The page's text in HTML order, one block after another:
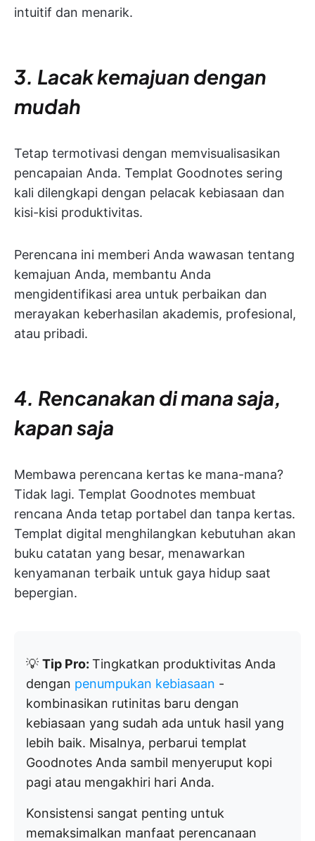
intuitif dan menarik.
3. Lacak kemajuan dengan
mudah
Tetap termotivasi dengan memvisualisasikan
pencapaian Anda. Templat Goodnotes sering
kali dilengkapi dengan pelacak kebiasaan dan
kisi-kisi produktivitas.
Perencana ini memberi Anda wawasan tentang
kemajuan Anda, membantu Anda
mengidentifikasi area untuk perbaikan dan
merayakan keberhasilan akademis, profesional,
atau pribadi.
4. Rencanakan di mana saja,
kapan saja
Membawa perencana kertas ke mana-mana?
Tidak lagi. Templat Goodnotes membuat
rencana Anda tetap portabel dan tanpa kertas.
Templat digital menghilangkan kebutuhan akan
buku catatan yang besar, menawarkan
kenyamanan terbaik untuk gaya hidup saat
bepergian.
💡 Tip Pro: Tingkatkan produktivitas Anda
dengan penumpukan kebiasaan -
kombinasikan rutinitas baru dengan
kebiasaan yang sudah ada untuk hasil yang
lebih baik. Misalnya, perbarui templat
Goodnotes Anda sambil menyeruput kopi
pagi atau mengakhiri hari Anda.
Konsistensi sangat penting untuk
memaksimalkan manfaat perencanaan